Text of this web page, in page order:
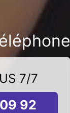
7/7
92